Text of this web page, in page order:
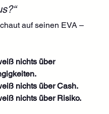
auf seinen EVA –
nichts über
nichts über Cash.
nichts über Risiko.